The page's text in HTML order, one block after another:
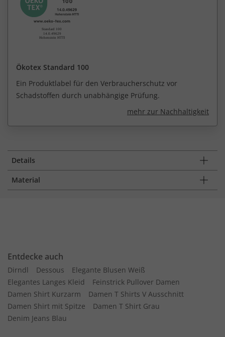
Ökotex Standard 100
Ein Produktlabel für den Verbraucherschutz vor
Schadstoffen durch unabhängige Prüfung.
mehr zur Nachhaltigkeit
Details
Material
Entdecke auch
Dirndl Dessous
Elegante Blusen Weiß
Elegantes Langes Kleid
Feinstrick Pullover Damen
Damen Shirt Kurzarm
Damen T Shirts V Ausschnitt
Damen Shirt mit Spitze
Damen T Shirt Grau
Denim Jeans Blau